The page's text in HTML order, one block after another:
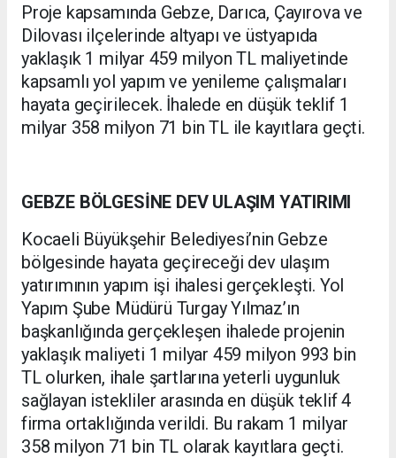
Proje kapsamında Gebze, Darıca, Çayırova ve
Dilovası ilçelerinde altyapı ve üstyapıda
yaklaşık 1 milyar 459 milyon TL maliyetinde
kapsamlı yol yapım ve yenileme çalışmaları
hayata geçirilecek. İhalede en düşük teklif 1
milyar 358 milyon 71 bin TL ile kayıtlara geçti.
GEBZE BÖLGESİNE DEV ULAŞIM YATIRIMI
Kocaeli Büyükşehir Belediyesi’nin Gebze
bölgesinde hayata geçireceği dev ulaşım
yatırımının yapım işi ihalesi gerçekleşti. Yol
Yapım Şube Müdürü Turgay Yılmaz’ın
başkanlığında gerçekleşen ihalede projenin
yaklaşık maliyeti 1 milyar 459 milyon 993 bin
TL olurken, ihale şartlarına yeterli uygunluk
sağlayan istekliler arasında en düşük teklif 4
firma ortaklığında verildi. Bu rakam 1 milyar
358 milyon 71 bin TL olarak kayıtlara geçti.